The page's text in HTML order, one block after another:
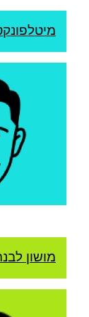
מושון